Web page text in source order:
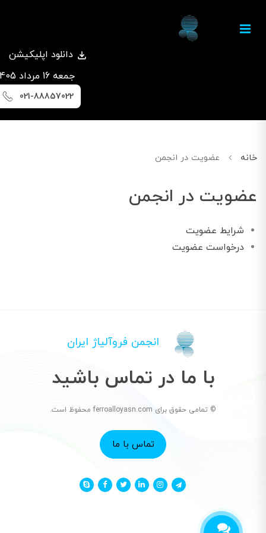
دانلود اپلیکیشن
جمعه 16 مرداد 1405
021-88857022
خانه عضویت در انجمن
عضویت در انجمن
شرایط عضویت
درخواست عضویت
انجمن فروآلیاژ ایران
با ما در تماس باشید
© تمامی حقوق برای ferroalloyasn.com محفوظ است.
تماس با ما